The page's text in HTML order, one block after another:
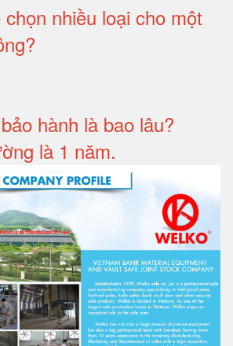
nhiều loại cho một
?
hành là bao lâu?
là 1 năm.